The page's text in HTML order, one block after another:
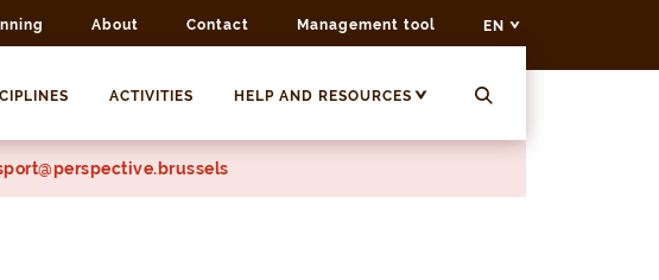
About Contact Management tool EN
ACTIVITIES HELP AND RESOURCES